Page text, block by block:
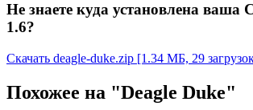
Не знаете куда установлена ваша
1.6?
Скачать deagle-duke.zip [1.34 МБ, 29
Похожее на "Deagle Duke"